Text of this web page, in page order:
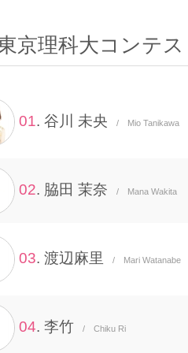
京理科大コンテ
01. 谷川 未央 / Mio Tanikawa
02. 脇田 茉奈 / Mana Wakita
03. 渡辺麻里 / Mari Watanabe
04. 李竹 / Chiku Ri